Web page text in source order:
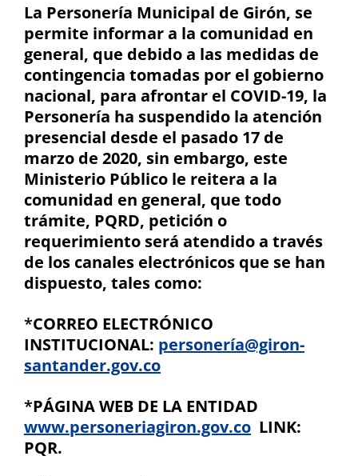
La Personería Municipal de Girón, se
permite informar a la comunidad en
general, que debido a las medidas de
contingencia tomadas por el gobierno
nacional, para afrontar el COVID-19, la
Personería ha suspendido la atención
presencial desde el pasado 17 de
marzo de 2020, sin embargo, este
Ministerio Público le reitera a la
comunidad en general, que todo
trámite, PQRD, petición o
requerimiento será atendido a través
de los canales electrónicos que se han
dispuesto, tales como:
*CORREO ELECTRÓNICO
INSTITUCIONAL: personería@giron-
santander.gov.co
*PÁGINA WEB DE LA ENTIDAD
www.personeriagiron.gov.co LINK:
PQR.